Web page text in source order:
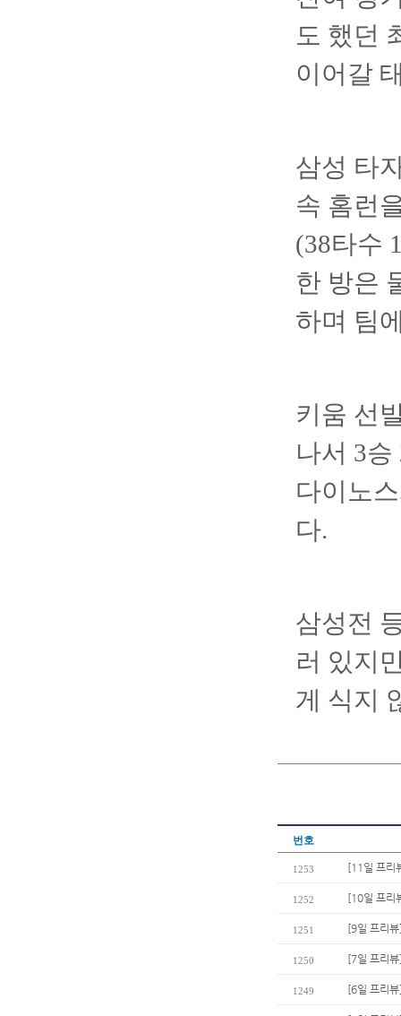
도 했던
이어갈
삼성 타
속 홈런
(38타수
한 방은
하며 팀
키움 선
나서 3
다이노
다.
삼성전
러 있지
게 식지
번호
1253 [11일 프리
1252 [10일 프리
1251 [9일 프리
1250 [7일 프리
1249 [6일 프리